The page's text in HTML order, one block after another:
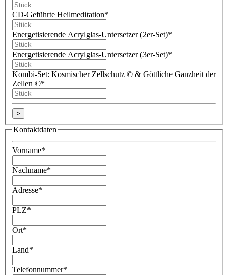
CD-Geführte Heilmeditation*
Energetisierende Acrylglas-Untersetzer (2er-Set)*
Energetisierende Acrylglas-Untersetzer (3er-Set)*
Kombi-Set: Kosmischer Zellschutz © & Göttliche Ganzheit der
Zellen ©*
>
Kontaktdaten
Vorname*
Nachname*
Adresse*
PLZ*
Ort*
Land*
Telefonnummer*